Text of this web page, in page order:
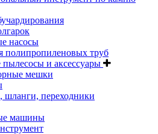
насосы
полипропиленовых труб
и аксессуары
мешки
шланги, переходники
машины